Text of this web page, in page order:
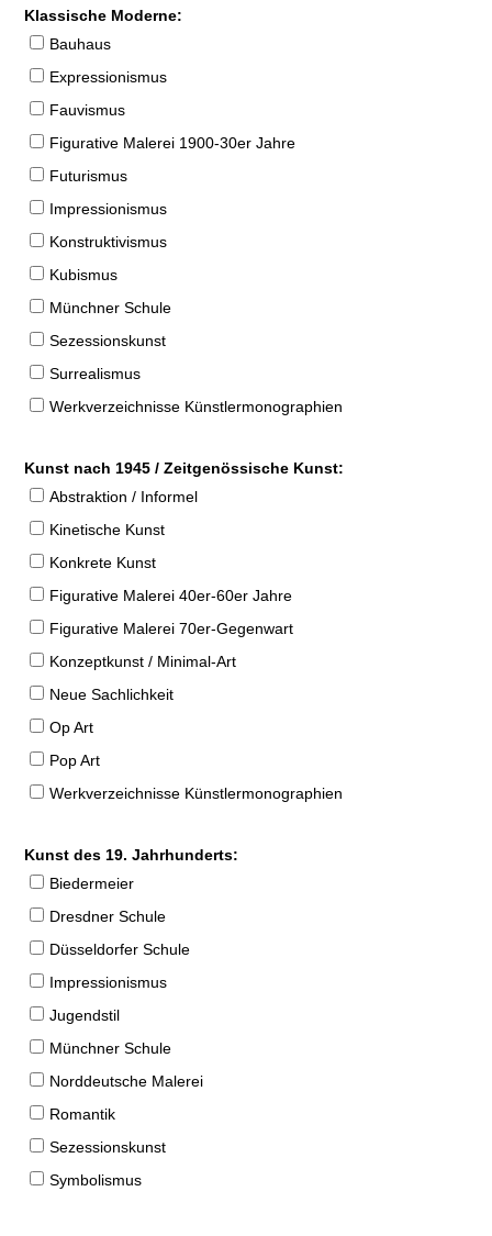
Klassische Moderne:
Bauhaus
Expressionismus
Fauvismus
Figurative Malerei 1900-30er Jahre
Futurismus
Impressionismus
Konstruktivismus
Kubismus
Münchner Schule
Sezessionskunst
Surrealismus
Werkverzeichnisse Künstlermonographien
Kunst nach 1945 / Zeitgenössische Kunst:
Abstraktion / Informel
Kinetische Kunst
Konkrete Kunst
Figurative Malerei 40er-60er Jahre
Figurative Malerei 70er-Gegenwart
Konzeptkunst / Minimal-Art
Neue Sachlichkeit
Op Art
Pop Art
Werkverzeichnisse Künstlermonographien
Kunst des 19. Jahrhunderts:
Biedermeier
Dresdner Schule
Düsseldorfer Schule
Impressionismus
Jugendstil
Münchner Schule
Norddeutsche Malerei
Romantik
Sezessionskunst
Symbolismus